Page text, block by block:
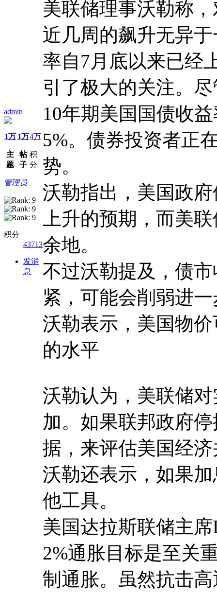
admin
1万
主
题
1万
帖
子
4万
积
分
管理员
积分
43713
发消
息
美联储理事沃勒称
近几周的飙升无异
率自7月底以来已经
引了极大的关注。
10年期美国国债收
5%。债券投资者正
势。
沃勒指出，美国政
上升的预期，而美
余地。
不过沃勒提及，债
紧，可能会削弱进
沃勒表示，美国物
的水平
沃勒认为，美联储
加。如果联邦政府
据，来评估美国经
沃勒还表示，如果
他工具。
美国达拉斯联储主
2%通胀目标是至关
制通胀。虽然抗击